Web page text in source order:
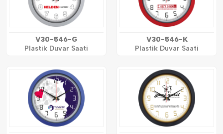
V30-546-G
Plastik Duvar Saati
V30-546-K
Plastik Duvar Saati